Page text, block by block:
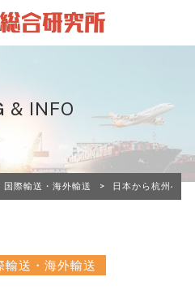
& INFO
際輸送・海外輸送 > 日本から杭州へ荷
輸送・海外輸送